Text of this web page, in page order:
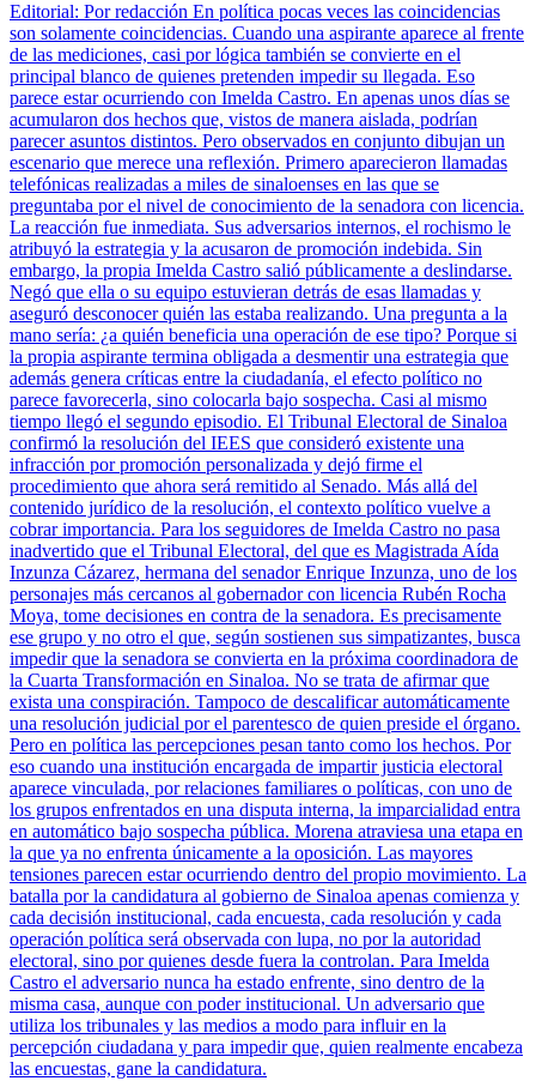
Editorial: Por redacción En política pocas veces las coincidencias
son solamente coincidencias. Cuando una aspirante aparece al frente
de las mediciones, casi por lógica también se convierte en el
principal blanco de quienes pretenden impedir su llegada. Eso
parece estar ocurriendo con Imelda Castro. En apenas unos días se
acumularon dos hechos que, vistos de manera aislada, podrían
parecer asuntos distintos. Pero observados en conjunto dibujan un
escenario que merece una reflexión. Primero aparecieron llamadas
telefónicas realizadas a miles de sinaloenses en las que se
preguntaba por el nivel de conocimiento de la senadora con licencia.
La reacción fue inmediata. Sus adversarios internos, el rochismo le
atribuyó la estrategia y la acusaron de promoción indebida. Sin
embargo, la propia Imelda Castro salió públicamente a deslindarse.
Negó que ella o su equipo estuvieran detrás de esas llamadas y
aseguró desconocer quién las estaba realizando. Una pregunta a la
mano sería: ¿a quién beneficia una operación de ese tipo? Porque si
la propia aspirante termina obligada a desmentir una estrategia que
además genera críticas entre la ciudadanía, el efecto político no
parece favorecerla, sino colocarla bajo sospecha. Casi al mismo
tiempo llegó el segundo episodio. El Tribunal Electoral de Sinaloa
confirmó la resolución del IEES que consideró existente una
infracción por promoción personalizada y dejó firme el
procedimiento que ahora será remitido al Senado. Más allá del
contenido jurídico de la resolución, el contexto político vuelve a
cobrar importancia. Para los seguidores de Imelda Castro no pasa
inadvertido que el Tribunal Electoral, del que es Magistrada Aída
Inzunza Cázarez, hermana del senador Enrique Inzunza, uno de los
personajes más cercanos al gobernador con licencia Rubén Rocha
Moya, tome decisiones en contra de la senadora. Es precisamente
ese grupo y no otro el que, según sostienen sus simpatizantes, busca
impedir que la senadora se convierta en la próxima coordinadora de
la Cuarta Transformación en Sinaloa. No se trata de afirmar que
exista una conspiración. Tampoco de descalificar automáticamente
una resolución judicial por el parentesco de quien preside el órgano.
Pero en política las percepciones pesan tanto como los hechos. Por
eso cuando una institución encargada de impartir justicia electoral
aparece vinculada, por relaciones familiares o políticas, con uno de
los grupos enfrentados en una disputa interna, la imparcialidad entra
en automático bajo sospecha pública. Morena atraviesa una etapa en
la que ya no enfrenta únicamente a la oposición. Las mayores
tensiones parecen estar ocurriendo dentro del propio movimiento. La
batalla por la candidatura al gobierno de Sinaloa apenas comienza y
cada decisión institucional, cada encuesta, cada resolución y cada
operación política será observada con lupa, no por la autoridad
electoral, sino por quienes desde fuera la controlan. Para Imelda
Castro el adversario nunca ha estado enfrente, sino dentro de la
misma casa, aunque con poder institucional. Un adversario que
utiliza los tribunales y las medios a modo para influir en la
percepción ciudadana y para impedir que, quien realmente encabeza
las encuestas, gane la candidatura.